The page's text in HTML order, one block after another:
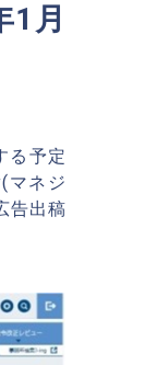
月
る予定
マネジ
告出稿